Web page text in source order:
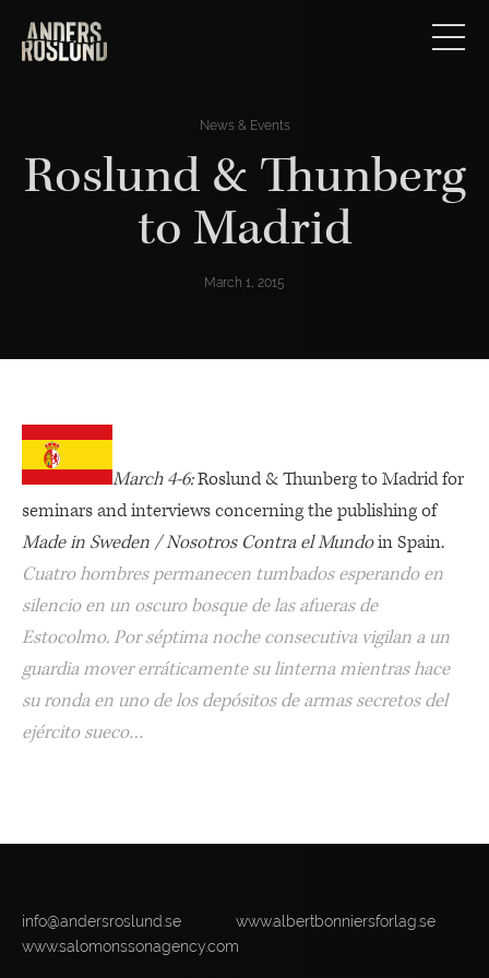
News & Events
Roslund & Thunberg
to Madrid
March 1, 2015
March 4-6:Roslund & Thunberg to Madrid for
seminars and interviews concerning the publishing of
Made in Sweden / Nosotros Contra elMundoin Spain.
Cuatro hombres permanecen tumbados esperando en
silencio en un oscuro bosque de las afueras de
Estocolmo. Por séptima noche consecutiva vigilan a un
guardia mover erráticamente su linterna mientras hace
su ronda en uno de los depósitos de armas secretos del
ejército sueco…
info@andersroslund.se
www.albertbonniersforlag.se
www.salomonssonagency.com